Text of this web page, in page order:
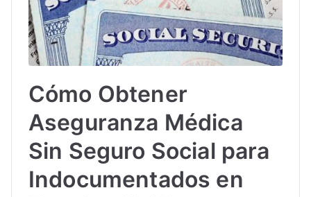
Cómo Obtener
Aseguranza Médica
Sin Seguro Social para
Indocumentados en